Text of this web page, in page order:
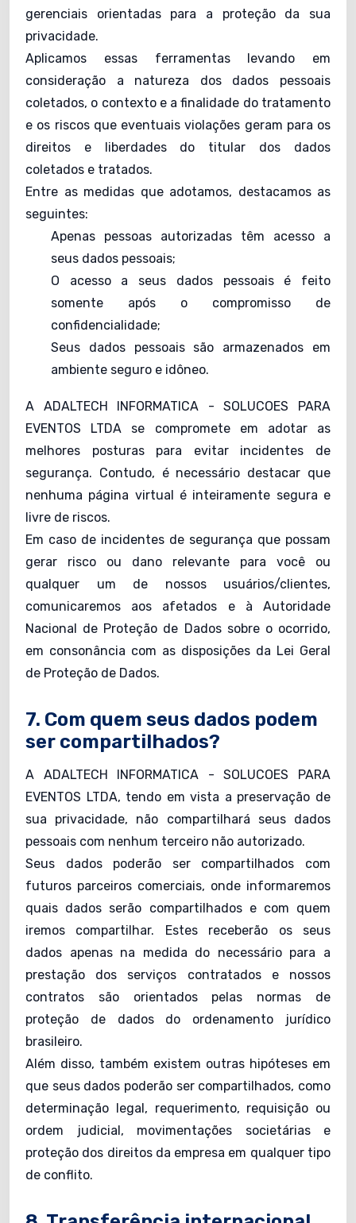
gerenciais orientadas para a proteção da sua
privacidade.
Aplicamos essas ferramentas levando em
consideração a natureza dos dados pessoais
coletados, o contexto e a finalidade do tratamento
e os riscos que eventuais violações geram para os
direitos e liberdades do titular dos dados
coletados e tratados.
Entre as medidas que adotamos, destacamos as
seguintes:
Apenas pessoas autorizadas têm acesso a
seus dados pessoais;
O acesso a seus dados pessoais é feito
somente após o compromisso de
confidencialidade;
Seus dados pessoais são armazenados em
ambiente seguro e idôneo.
A ADALTECH INFORMATICA - SOLUCOES PARA
EVENTOS LTDA se compromete em adotar as
melhores posturas para evitar incidentes de
segurança. Contudo, é necessário destacar que
nenhuma página virtual é inteiramente segura e
livre de riscos.
Em caso de incidentes de segurança que possam
gerar risco ou dano relevante para você ou
qualquer um de nossos usuários/clientes,
comunicaremos aos afetados e à Autoridade
Nacional de Proteção de Dados sobre o ocorrido,
em consonância com as disposições da Lei Geral
de Proteção de Dados.
7. Com quem seus dados podem
ser compartilhados?
A ADALTECH INFORMATICA - SOLUCOES PARA
EVENTOS LTDA, tendo em vista a preservação de
sua privacidade, não compartilhará seus dados
pessoais com nenhum terceiro não autorizado.
Seus dados poderão ser compartilhados com
futuros parceiros comerciais, onde informaremos
quais dados serão compartilhados e com quem
iremos compartilhar. Estes receberão os seus
dados apenas na medida do necessário para a
prestação dos serviços contratados e nossos
contratos são orientados pelas normas de
proteção de dados do ordenamento jurídico
brasileiro.
Além disso, também existem outras hipóteses em
que seus dados poderão ser compartilhados, como
determinação legal, requerimento, requisição ou
ordem judicial, movimentações societárias e
proteção dos direitos da empresa em qualquer tipo
de conflito.